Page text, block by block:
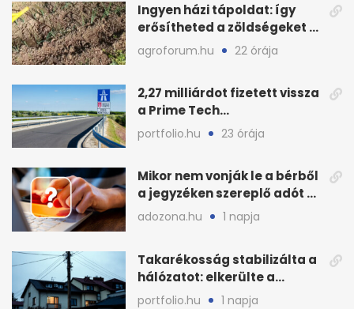
Ingyen házi tápoldat: így
erősítheted a zöldségeket a
hőhullám után
agroforum.hu 22 órája
2,27 milliárdot fizetett vissza
a Prime Tech
Magántőkealap az
államnak
portfolio.hu 23 órája
Mikor nem vonják le a bérből
a jegyzéken szereplő adót és
járulékot?
adozona.hu 1 napja
Takarékosság stabilizálta a
hálózatot: elkerülte a
sötétséget Magyarország
portfolio.hu 1 napja